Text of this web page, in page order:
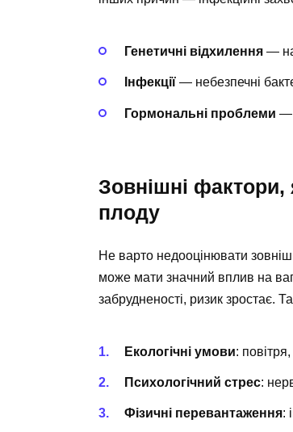
Генетичні відхилення —
Інфекції — небезпечні
Гормональні проблеми —
Зовнішні
плоду
Не варто недооцінювати
може мати значний вплив на
забрудненості, ризик зростає.
Екологічні умови:
Психологічний стрес:
Фізичні перевантаження: